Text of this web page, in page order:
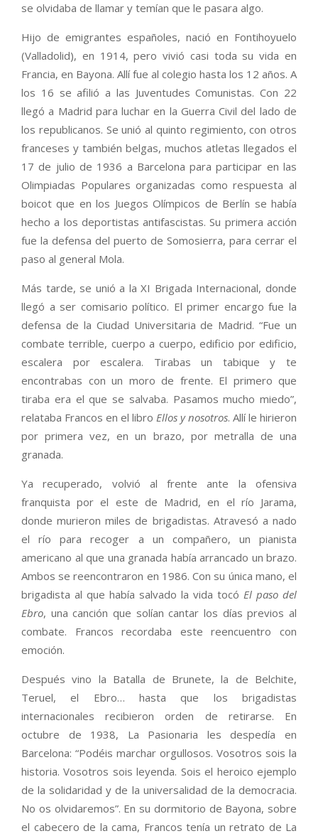
se olvidaba de llamar y temían que le pasara algo.
Hijo de emigrantes españoles, nació en Fontihoyuelo
(Valladolid), en 1914, pero vivió casi toda su vida en
Francia, en Bayona. Allí fue al colegio hasta los 12 años. A
los 16 se afilió a las Juventudes Comunistas. Con 22
llegó a Madrid para luchar en la Guerra Civil del lado de
los republicanos. Se unió al quinto regimiento, con otros
franceses y también belgas, muchos atletas llegados el
17 de julio de 1936 a Barcelona para participar en las
Olimpiadas Populares organizadas como respuesta al
boicot que en los Juegos Olímpicos de Berlín se había
hecho a los deportistas antifascistas. Su primera acción
fue la defensa del puerto de Somosierra, para cerrar el
paso al general Mola.
Más tarde, se unió a la XI Brigada Internacional, donde
llegó a ser comisario político. El primer encargo fue la
defensa de la Ciudad Universitaria de Madrid. “Fue un
combate terrible, cuerpo a cuerpo, edificio por edificio,
escalera por escalera. Tirabas un tabique y te
encontrabas con un moro de frente. El primero que
tiraba era el que se salvaba. Pasamos mucho miedo”,
relataba Francos en el libro Ellos y nosotros. Allí le hirieron
por primera vez, en un brazo, por metralla de una
granada.
Ya recuperado, volvió al frente ante la ofensiva
franquista por el este de Madrid, en el río Jarama,
donde murieron miles de brigadistas. Atravesó a nado
el río para recoger a un compañero, un pianista
americano al que una granada había arrancado un brazo.
Ambos se reencontraron en 1986. Con su única mano, el
brigadista al que había salvado la vida tocó El paso del
Ebro, una canción que solían cantar los días previos al
combate. Francos recordaba este reencuentro con
emoción.
Después vino la Batalla de Brunete, la de Belchite,
Teruel, el Ebro… hasta que los brigadistas
internacionales recibieron orden de retirarse. En
octubre de 1938, La Pasionaria les despedía en
Barcelona: “Podéis marchar orgullosos. Vosotros sois la
historia. Vosotros sois leyenda. Sois el heroico ejemplo
de la solidaridad y de la universalidad de la democracia.
No os olvidaremos”. En su dormitorio de Bayona, sobre
el cabecero de la cama, Francos tenía un retrato de La